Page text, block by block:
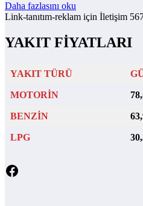
Daha fazlasını oku
Link-tanıtım-reklam için İletişim
YAKIT FİYATLARI
YAKIT TÜRÜ
MOTORİN
BENZİN
LPG
Facebook